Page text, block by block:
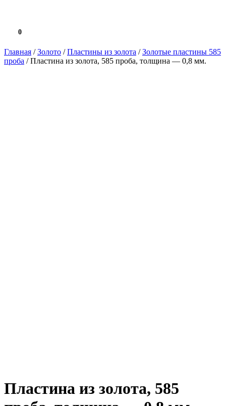
0
0.0 ₽
Главная /Золото /Пластины из золота /Золотые пластины 585
проба / Пластина из золота, 585 проба, толщина — 0,8 мм.
Пластина из золота, 585